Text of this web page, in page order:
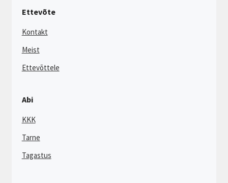
Ettevõte
Kontakt
Meist
Ettevõttele
Abi
KKK
Tarne
Tagastus